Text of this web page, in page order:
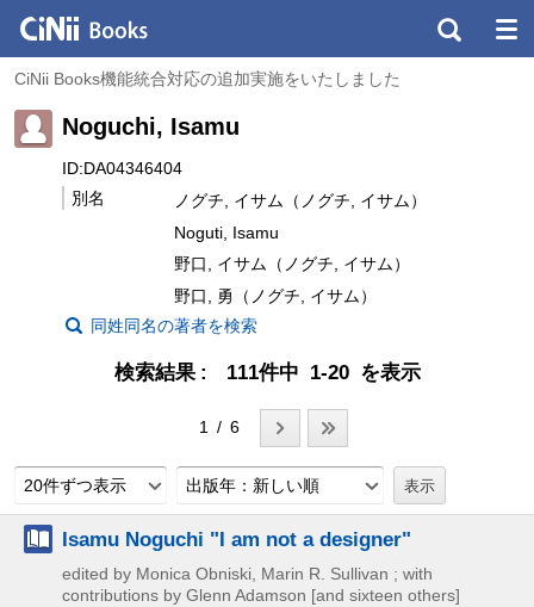
CiNii Books機能統合対応の追加実施をいたしました
Noguchi, Isamu
ID:DA04346404
別名
ノグチ, イサム（ノグチ, イサム）
Noguti, Isamu
野口, イサム（ノグチ, イサム）
野口, 勇（ノグチ, イサム）
同姓同名の著者を検索
検索結果 111件中 1-20 を表示
1 / 6
20件ずつ表示 出版年：新しい順
Isamu Noguchi "I am not a designer"
edited by Monica Obniski, Marin R. Sullivan ; with
contributions by Glenn Adamson [and sixteen others]